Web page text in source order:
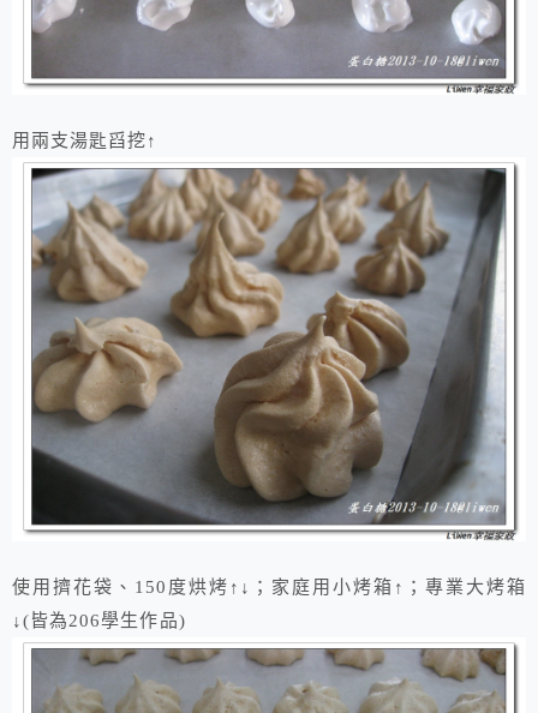
用兩支湯匙舀挖↑
使用擠花袋、150度烘烤↑↓；家庭用小烤箱↑；專業大烤箱
↓(皆為206學生作品)